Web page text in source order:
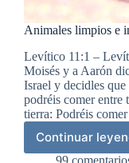
Animales limpios e
Levítico 11:1 –
Moisés y a Aarón
Israel y decidles que
podréis comer entre
tierra: Podréis
Continuar
limpios
99